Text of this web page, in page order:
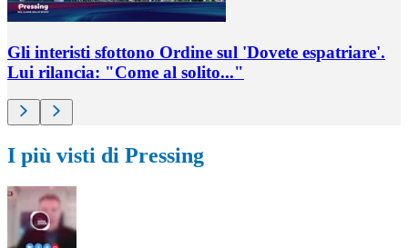
Gli interisti sfottono Ordine sul 'Dovete espatriare'.
Lui rilancia: "Come al solito..."
I più visti di Pressing